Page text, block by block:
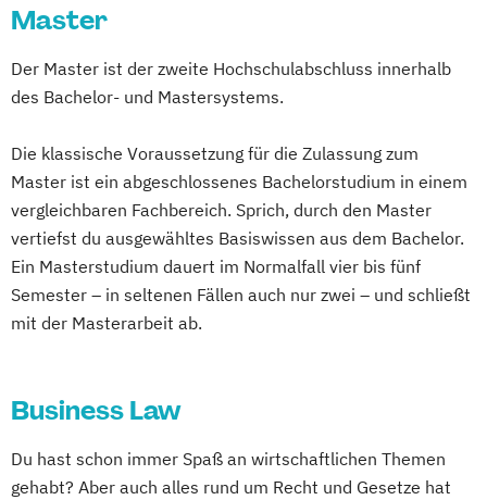
Master
Der Master ist der zweite Hochschulabschluss innerhalb
des Bachelor- und Mastersystems.
Die klassische Voraussetzung für die Zulassung zum
Master ist ein abgeschlossenes Bachelorstudium in einem
vergleichbaren Fachbereich. Sprich, durch den Master
vertiefst du ausgewähltes Basiswissen aus dem Bachelor.
Ein Masterstudium dauert im Normalfall vier bis fünf
Semester – in seltenen Fällen auch nur zwei – und schließt
mit der Masterarbeit ab.
Business Law
Du hast schon immer Spaß an wirtschaftlichen Themen
gehabt? Aber auch alles rund um Recht und Gesetze hat